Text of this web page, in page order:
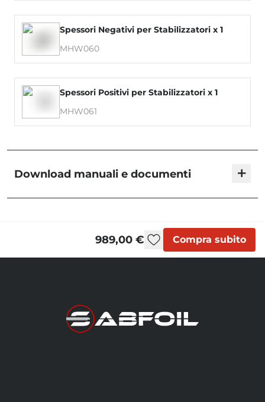
Spessori Negativi per Stabilizzatori x 1
MHW060
Spessori Positivi per Stabilizzatori x 1
MHW061
Download manuali e documenti +
989,00 € Compra subito